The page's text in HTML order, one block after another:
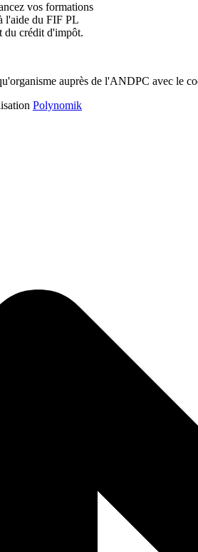
vos formations
l'aide du FIF PL
du crédit d'impôt.
auprès de l'ANDPC avec le
Polynomik